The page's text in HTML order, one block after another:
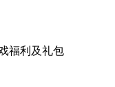
福利 及礼包